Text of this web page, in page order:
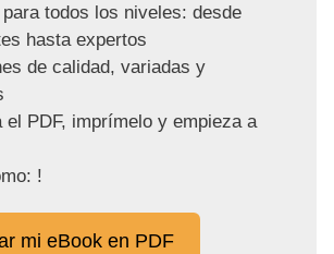
todos los niveles: desde
hasta expertos
de calidad, variadas y
el PDF, imprímelo y empieza a
!
mi eBook en PDF